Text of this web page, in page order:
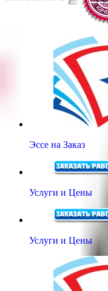
Эссе на Заказ
Услуги и Цены
Услуги и Цены